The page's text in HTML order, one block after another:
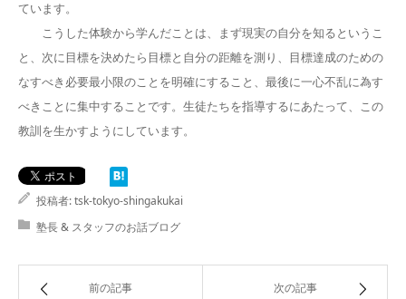
ています。
こうした体験から学んだことは、まず現実の自分を知るというこ
と、次に目標を決めたら目標と自分の距離を測り、目標達成のための
なすべき必要最小限のことを明確にすること、最後に一心不乱に為す
べきことに集中することです。生徒たちを指導するにあたって、この
教訓を生かすようにしています。
投稿者:tsk-tokyo-shingakukai
塾長 & スタッフのお話ブログ
前の記事 次の記事